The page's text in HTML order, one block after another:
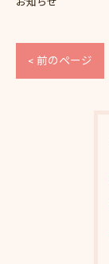
< 前のページ